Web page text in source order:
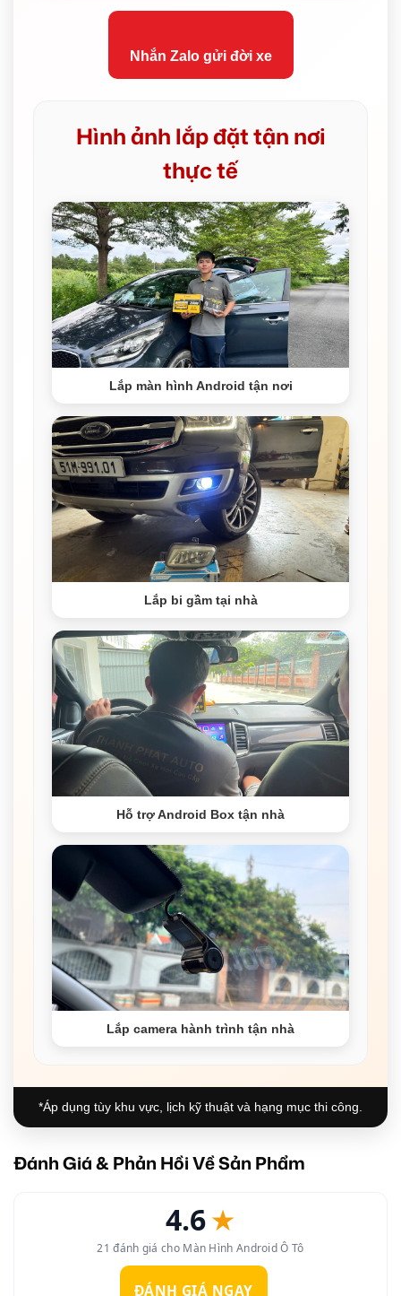
Nhắn Zalo gửi đời xe
Hình ảnh lắp đặt tận nơi
thực tế
Lắp màn hình Android tận nơi
Lắp bi gầm tại nhà
Hỗ trợ Android Box tận nhà
Lắp camera hành trình tận nhà
*Áp dụng tùy khu vực, lịch kỹ thuật và hạng mục thi công.
Đánh Giá & Phản Hồi Về Sản Phẩm
4.6★
21 đánh giá cho Màn Hình Android Ô Tô
ĐÁNH GIÁ NGAY